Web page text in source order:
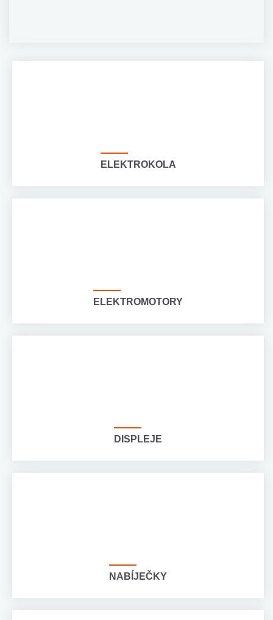
ELEKTROKOLA
ELEKTROMOTORY
DISPLEJE
NABÍJEČKY